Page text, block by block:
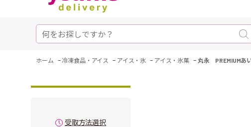
ホーム - 冷凍食品・アイス - アイス・氷 - アイス・氷菓 - 丸永 PREMIUMあ
受取方法選択